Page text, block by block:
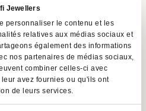
Jewellers
personnaliser le contenu et les
relatives aux médias sociaux et
également des informations
nos partenaires de médias sociaux,
combiner celles-ci avec
avez fournies ou qu'ils ont
de leurs services.